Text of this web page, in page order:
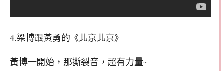
4.梁博跟黃勇的《北京北京》
黃博一開始，那撕裂音，超有力量~